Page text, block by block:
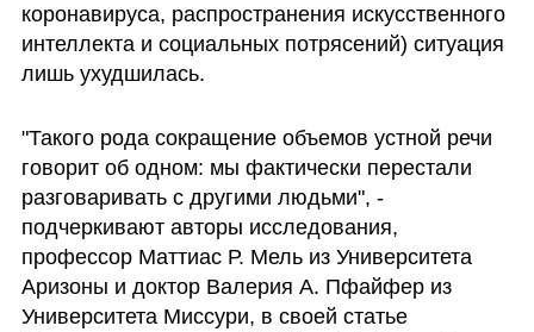
коронавируса, распространения искусственного
интеллекта и социальных потрясений) ситуация
лишь ухудшилась.
"Такого рода сокращение объемов устной речи
говорит об одном: мы фактически перестали
разговаривать с другими людьми", -
подчеркивают авторы исследования,
профессор Маттиас Р. Мель из Университета
Аризоны и доктор Валерия А. Пфайфер из
Университета Миссури, в своей статье